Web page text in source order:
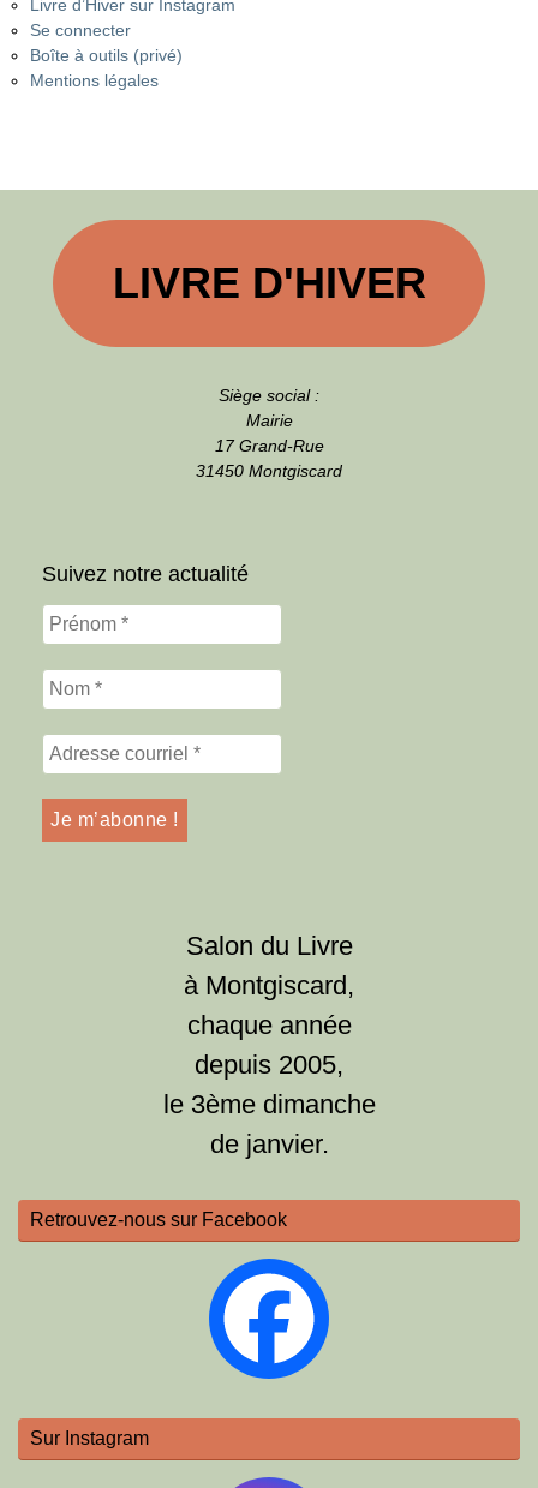
Livre d’Hiver sur Instagram
Se connecter
Boîte à outils (privé)
Mentions légales
LIVRE D'HIVER
Siège social :
Mairie
17 Grand-Rue
31450 Montgiscard
Suivez notre actualité
Salon du Livre
à Montgiscard,
chaque année
depuis 2005,
le 3ème dimanche
de janvier.
Retrouvez-nous sur Facebook
Sur Instagram